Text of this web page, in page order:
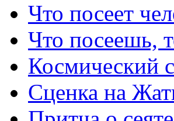
Что посеет
Что посеешь,
Космический
Сценка на